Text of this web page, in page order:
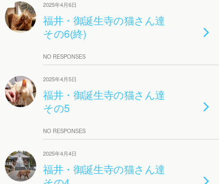
2025年4月6日
福井・御誕生寺の猫さん達
その6(終)
NO RESPONSES
2025年4月5日
福井・御誕生寺の猫さん達
その5
NO RESPONSES
2025年4月4日
福井・御誕生寺の猫さん達